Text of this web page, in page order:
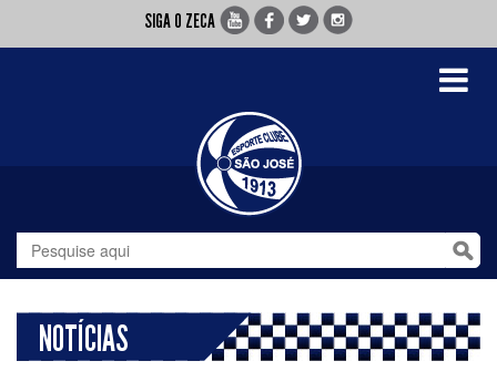
SIGA O ZECA
Toggle
NOTÍCIAS